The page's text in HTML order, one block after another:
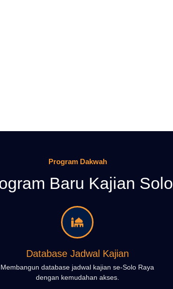
Program Dakwah
Baru Kajian Solo
Database Jadwal Kajian
Membangun database jadwal kajian se-Solo Raya
dengan kemudahan akses.